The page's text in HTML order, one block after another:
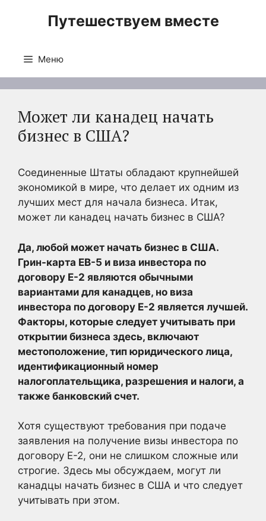
Путешествуем вместе
Меню
Может ли канадец начать
бизнес в США?
Соединенные Штаты обладают крупнейшей
экономикой в мире, что делает их одним из
лучших мест для начала бизнеса. Итак,
может ли канадец начать бизнес в США?
Да, любой может начать бизнес в США.
Грин-карта EB-5 и виза инвестора по
договору E-2 являются обычными
вариантами для канадцев, но виза
инвестора по договору E-2 является лучшей.
Факторы, которые следует учитывать при
открытии бизнеса здесь, включают
местоположение, тип юридического лица,
идентификационный номер
налогоплательщика, разрешения и налоги, а
также банковский счет.
Хотя существуют требования при подаче
заявления на получение визы инвестора по
договору E-2, они не слишком сложные или
строгие. Здесь мы обсуждаем, могут ли
канадцы начать бизнес в США и что следует
учитывать при этом.